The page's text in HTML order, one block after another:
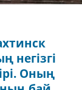
негізгі
Оның